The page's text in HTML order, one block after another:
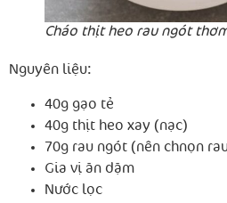
Cháo thịt heo rau ngót
Nguyên liệu:
40g gạo tẻ
40g thịt heo xay (nạc)
70g rau ngót (nên chnọn
Gia vị ăn dặm
Nước lọc